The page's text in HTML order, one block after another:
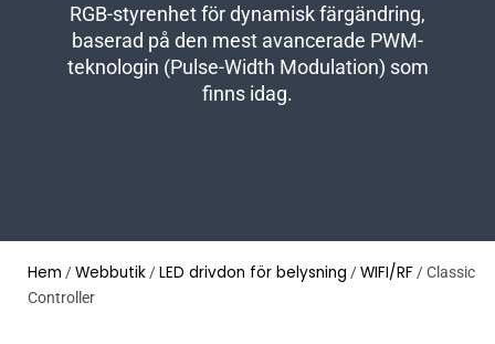
RGB-styrenhet för dynamisk färgändring,
baserad på den mest avancerade PWM-
teknologin (Pulse-Width Modulation) som
finns idag.
Hem /Webbutik/LED drivdon för belysning /WIFI/RF/ Classic
Controller